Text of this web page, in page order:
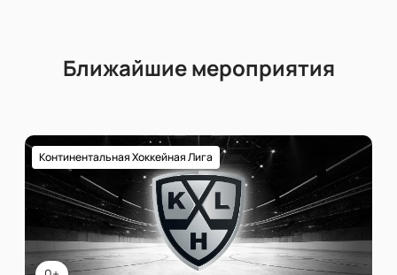
Ближайшие мероприятия
Континентальная Хоккейная Лига